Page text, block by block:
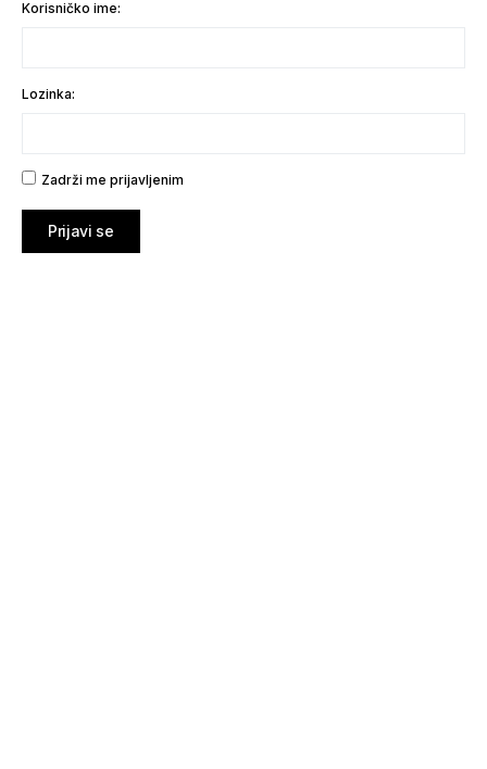
Korisničko ime:
Lozinka:
Zadrži me prijavljenim
Prijavi se